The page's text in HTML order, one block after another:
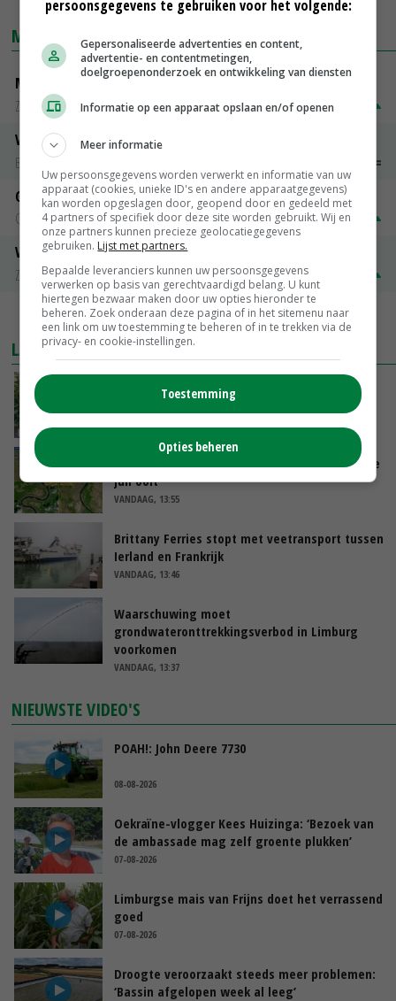
MARKTPRIJZEN
Magere melkpoeder
Zuivel NL
€ 269,00 € 7,00
Vleeskuikens 2001-2600 gr
Barneveld
Gerst
Groningen
€ 197,00 € 2,00
Volle melkpoeder
Zuivel NL
€ 345,00
MEER MARKTPRIJZEN
LAATSTE NIEUWS
Schaalvergroting zet door in Nederlandse
Zeer lage Rijnaanvoer komt bovenop droogste
juli ooit
VANDAAG, 13:55
Brittany Ferries stopt met veetransport tussen
Ierland en Frankrijk
VANDAAG, 13:46
Waarschuwing moet
grondwateronttrekkingsverbod in Limburg
voorkomen
VANDAAG, 13:37
NIEUWSTE VIDEO'S
POAH!: John Deere 7730
08-08-2026
Oekraïne-vlogger Kees Huizinga: ‘Bezoek van
de ambassade mag zelf groente plukken’
07-08-2026
Limburgse mais van Frijns doet het verrassend
goed
07-08-2026
Droogte veroorzaakt steeds meer problemen:
‘Bassin afgelopen week al leeg’
persoonsgegevens te gebruiken voor het volgende:
Gepersonaliseerde advertenties en content,
advertentie- en contentmetingen,
doelgroepenonderzoek en ontwikkeling van diensten
Informatie op een apparaat opslaan en/of openen
Meer informatie
Uw persoonsgegevens worden verwerkt en informatie van uw
apparaat (cookies, unieke ID's en andere apparaatgegevens)
kan worden opgeslagen door, geopend door en gedeeld met
4 partners of specifiek door deze site worden gebruikt. Wij en
onze partners kunnen precieze geolocatiegegevens
gebruiken. Lijst met partners.
Bepaalde leveranciers kunnen uw persoonsgegevens
verwerken op basis van gerechtvaardigd belang. U kunt
hiertegen bezwaar maken door uw opties hieronder te
beheren. Zoek onderaan deze pagina of in het sitemenu naar
een link om uw toestemming te beheren of in te trekken via de
privacy- en cookie-instellingen.
Toestemming
Opties beheren